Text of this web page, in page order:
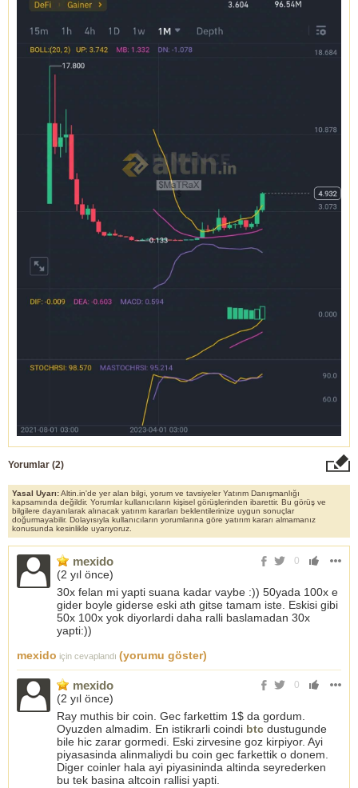
Yorumlar (2)
Yasal Uyarı:Altin.in'de yer alan bilgi, yorum ve tavsiyeler Yatırım Danışmanlığı
kapsamında değildir. Yorumlar kullanıcıların kişisel görüşlerinden ibarettir. Bu görüş ve
bilgilere dayanılarak alınacak yatırım kararları beklentilerinize uygun sonuçlar
doğurmayabilir. Dolayısıyla kullanıcıların yorumlarına göre yatırım kararı almamanız
konusunda kesinlikle uyarıyoruz.
0
mexido
(2 yıl önce)
30x felan mi yapti suana kadar vaybe :)) 50yada 100x e
gider boyle giderse eski ath gitse tamam iste. Eskisi gibi
50x 100x yok diyorlardi daha ralli baslamadan 30x
yapti:))
mexido için cevaplandı (yorumu göster)
0
mexido
(2 yıl önce)
Ray muthis bir coin. Gec farkettim 1$ da gordum.
Oyuzden almadim. En istikrarli coindi btc dustugunde
bile hic zarar gormedi. Eski zirvesine goz kirpiyor. Ayi
piyasasinda alinmaliydi bu coin gec farkettik o donem.
Diger coinler hala ayi piyasininda altinda seyrederken
bu tek basina altcoin rallisi yapti.